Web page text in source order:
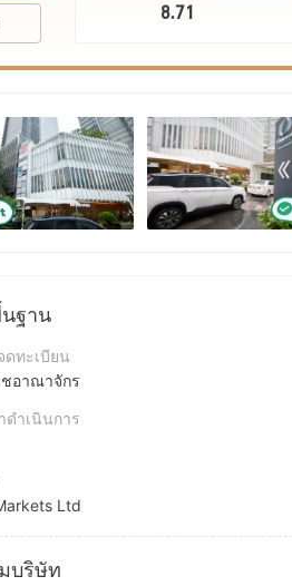
8.71
ฐาน
ทะเบียน
อาณาจักร
ดำเนินการ
Ltd
ท
บริษัท